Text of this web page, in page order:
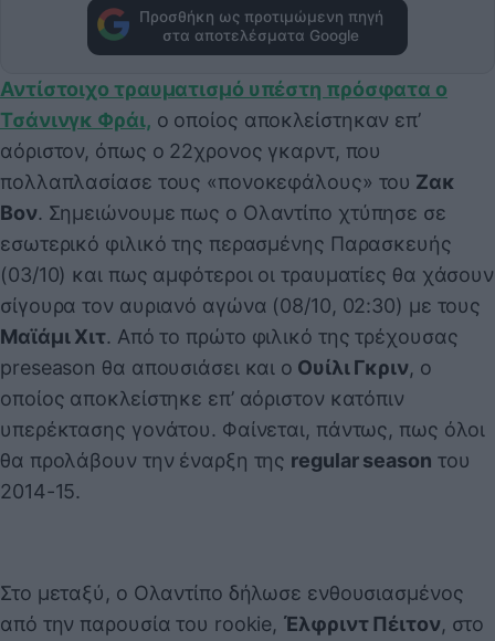
Προσθήκη ως προτιμώμενη πηγή
στα αποτελέσματα Google
Αντίστοιχο τραυματισμό υπέστη πρόσφατα ο
Τσάνινγκ Φράι, ο οποίος αποκλείστηκαν επ’
αόριστον, όπως ο 22χρονος γκαρντ, που
πολλαπλασίασε τους «πονοκεφάλους» του Ζακ
Βον. Σημειώνουμε πως ο Ολαντίπο χτύπησε σε
εσωτερικό φιλικό της περασμένης Παρασκευής
(03/10) και πως αμφότεροι οι τραυματίες θα χάσουν
σίγουρα τον αυριανό αγώνα (08/10, 02:30) με τους
Μαϊάμι Χιτ. Από το πρώτο φιλικό της τρέχουσας
preseason θα απουσιάσει και ο Ουίλι Γκριν, ο
οποίος αποκλείστηκε επ’ αόριστον κατόπιν
υπερέκτασης γονάτου. Φαίνεται, πάντως, πως όλοι
θα προλάβουν την έναρξη της regular season του
2014-15.
Στο μεταξύ, ο Ολαντίπο δήλωσε ενθουσιασμένος
από την παρουσία του rookie, Έλφριντ Πέιτον, στο